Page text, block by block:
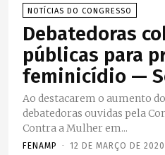
NOTÍCIAS DO CONGRESSO
Debatedoras
públicas para
feminicídio —
Ao destacarem o aumento
debatedoras ouvidas pela
Contra a Mulher em...
FENAMP - 12 DE MARÇO DE 2020